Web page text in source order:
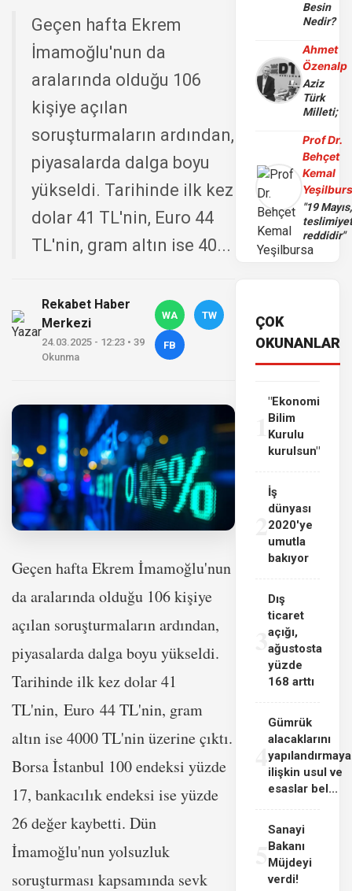
Geçen hafta Ekrem
İmamoğlu'nun da
aralarında olduğu 106
kişiye açılan
soruşturmaların ardından,
piyasalarda dalga boyu
yükseldi. Tarihinde ilk kez
dolar 41 TL'nin, Euro 44
TL'nin, gram altın ise 40...
Rekabet Haber
Merkezi
24.03.2025 - 12:23 • 39
Okunma
WA TW
FB
Geçen hafta Ekrem İmamoğlu'nun
da aralarında olduğu 106 kişiye
açılan soruşturmaların ardından,
piyasalarda dalga boyu yükseldi.
Tarihinde ilk kez dolar 41
TL'nin, Euro 44 TL'nin, gram
altın ise 4000 TL'nin üzerine çıktı.
Borsa İstanbul 100 endeksi yüzde
17, bankacılık endeksi ise yüzde
26 değer kaybetti. Dün
İmamoğlu'nun yolsuzluk
soruşturması kapsamında sevk
Besin
Nedir?
Ahmet
Özenalp
Aziz
Türk
Milleti;
Prof Dr.
Behçet
Kemal
"19 Mayıs,
reddidir"
ÇOK
OKUNANLAR
"Ekonomi
Bilim
Kurulu
kurulsun"
İş
dünyası
2020'ye
umutla
bakıyor
3
Dış
ticaret
açığı,
ağustosta
yüzde
168 arttı
4
Gümrük
alacaklarını
yapılandırmaya
ilişkin usul ve
esaslar bel...
Sanayi
Bakanı
Müjdeyi
verdi!